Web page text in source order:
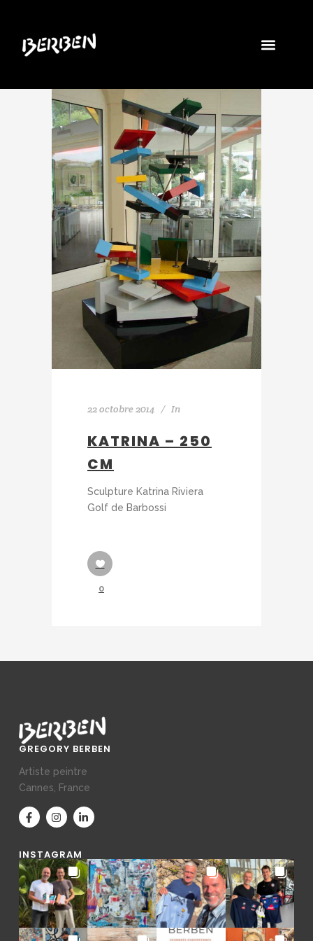
22 octobre 2014 In
KATRINA – 250
CM
Sculpture Katrina Riviera
Golf de Barbossi
0
GREGORY BERBEN
Artiste peintre
Cannes, France
INSTAGRAM